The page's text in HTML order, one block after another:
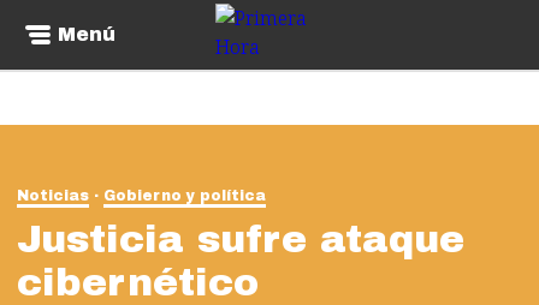
Menú
Noticias Gobierno y política
Justicia sufre ataque
cibernético